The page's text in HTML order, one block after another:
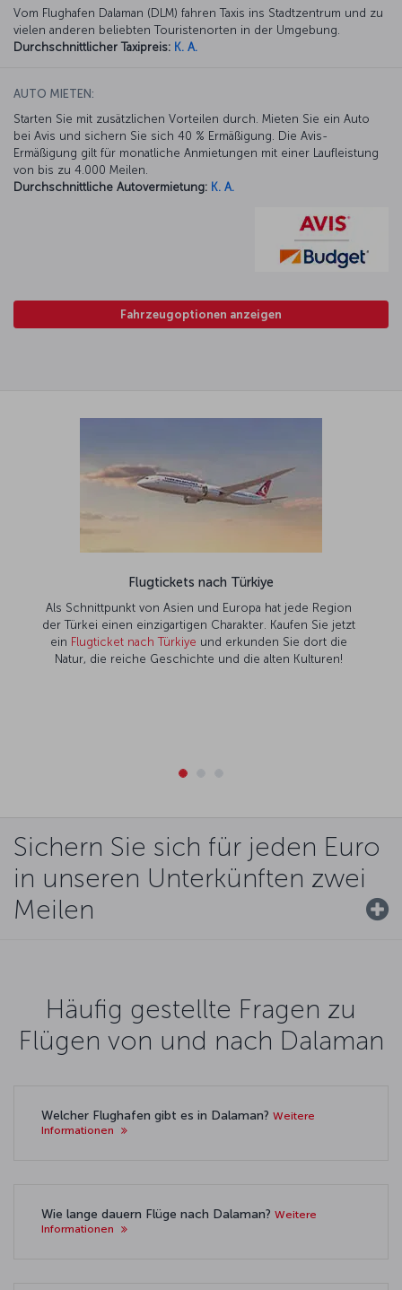
Vom Flughafen Dalaman (DLM) fahren Taxis ins Stadtzentrum und zu
vielen anderen beliebten Touristenorten in der Umgebung.
Durchschnittlicher Taxipreis: K. A.
AUTO MIETEN:
Starten Sie mit zusätzlichen Vorteilen durch. Mieten Sie ein Auto
bei Avis und sichern Sie sich 40 % Ermäßigung. Die Avis-
Ermäßigung gilt für monatliche Anmietungen mit einer Laufleistung
von bis zu 4.000 Meilen.
Durchschnittliche Autovermietung: K. A.
Fahrzeugoptionen anzeigen
Flugtickets nach Türkiye
Als Schnittpunkt von Asien und Europa hat jede Region
der Türkei einen einzigartigen Charakter. Kaufen Sie jetzt
ein Flugticket nach Türkiye und erkunden Sie dort die
Natur, die reiche Geschichte und die alten Kulturen!
Sichern Sie sich für jeden Euro
in unseren Unterkünften zwei
Meilen
Häufig gestellte Fragen zu
Flügen von und nach Dalaman
Welcher Flughafen gibt es in Dalaman? Weitere
Informationen
Wie lange dauern Flüge nach Dalaman? Weitere
Informationen